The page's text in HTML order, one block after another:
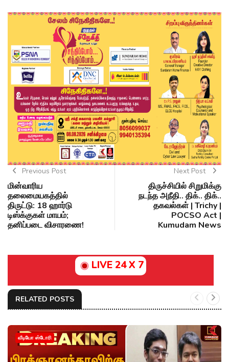
Previous Post
மின்வாரிய
தலைமையகத்தில்
திருட்டு: 18 ஹார்டு
டிஸ்க்குகள் மாயம்;
தனிப்படை விசாரணை!
Next Post
திருச்சியில் சிறுமிக்கு
நடந்த அநீதி.. திக்.. திக்..
தகவல்கள் | Trichy |
POCSO Act |
Kumudam News
LIVE 24 X 7
RELATED POSTS
வீடியோ ஸ்டோரி